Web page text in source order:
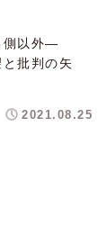
側以外―
と批判の矢
2021.08.25